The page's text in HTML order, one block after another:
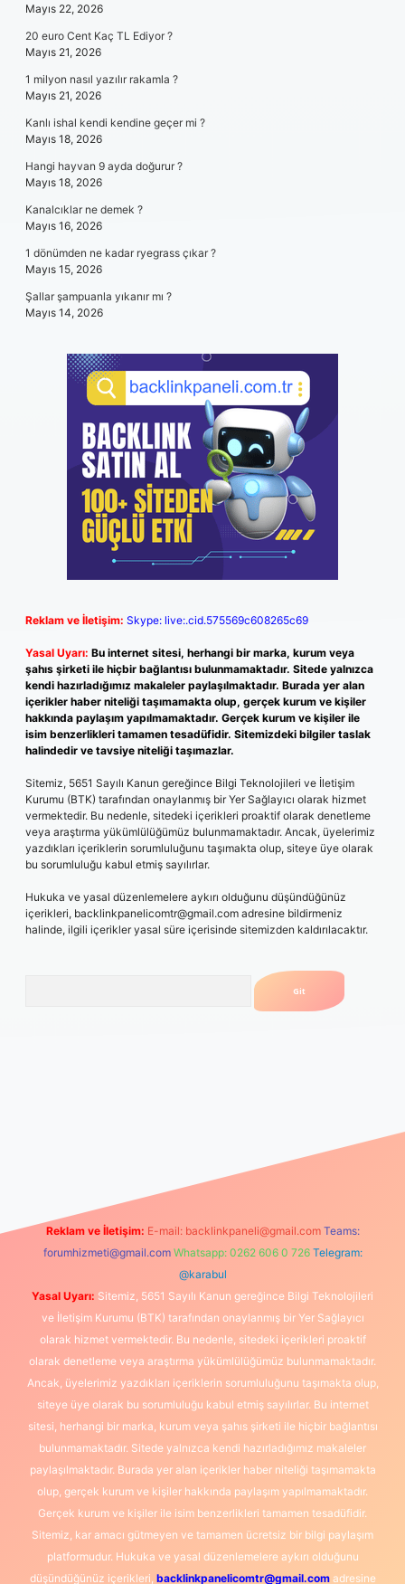
Mayıs 22, 2026
20 euro Cent Kaç TL Ediyor ?
Mayıs 21, 2026
1 milyon nasıl yazılır rakamla ?
Mayıs 21, 2026
Kanlı ishal kendi kendine geçer mi ?
Mayıs 18, 2026
Hangi hayvan 9 ayda doğurur ?
Mayıs 18, 2026
Kanalcıklar ne demek ?
Mayıs 16, 2026
1 dönümden ne kadar ryegrass çıkar ?
Mayıs 15, 2026
Şallar şampuanla yıkanır mı ?
Mayıs 14, 2026
Reklam ve İletişim: Skype: live:.cid.575569c608265c69
Yasal Uyarı: Bu internet sitesi, herhangi bir marka, kurum veya
şahıs şirketi ile hiçbir bağlantısı bulunmamaktadır. Sitede yalnızca
kendi hazırladığımız makaleler paylaşılmaktadır. Burada yer alan
içerikler haber niteliği taşımamakta olup, gerçek kurum ve kişiler
hakkında paylaşım yapılmamaktadır. Gerçek kurum ve kişiler ile
isim benzerlikleri tamamen tesadüfidir. Sitemizdeki bilgiler taslak
halindedir ve tavsiye niteliği taşımazlar.
Sitemiz, 5651 Sayılı Kanun gereğince Bilgi Teknolojileri ve İletişim
Kurumu (BTK) tarafından onaylanmış bir Yer Sağlayıcı olarak hizmet
vermektedir. Bu nedenle, sitedeki içerikleri proaktif olarak denetleme
veya araştırma yükümlülüğümüz bulunmamaktadır. Ancak, üyelerimiz
yazdıkları içeriklerin sorumluluğunu taşımakta olup, siteye üye olarak
bu sorumluluğu kabul etmiş sayılırlar.
Hukuka ve yasal düzenlemelere aykırı olduğunu düşündüğünüz
içerikleri, backlinkpanelicomtr@gmail.com adresine bildirmeniz
halinde, ilgili içerikler yasal süre içerisinde sitemizden kaldırılacaktır.
Reklam ve İletişim: E-mail: backlinkpaneli@gmail.com Teams:
forumhizmeti@gmail.com Whatsapp: 0262 606 0 726 Telegram:
@karabul
Yasal Uyarı: Sitemiz, 5651 Sayılı Kanun gereğince Bilgi Teknolojileri
ve İletişim Kurumu (BTK) tarafından onaylanmış bir Yer Sağlayıcı
olarak hizmet vermektedir. Bu nedenle, sitedeki içerikleri proaktif
olarak denetleme veya araştırma yükümlülüğümüz bulunmamaktadır.
Ancak, üyelerimiz yazdıkları içeriklerin sorumluluğunu taşımakta olup,
siteye üye olarak bu sorumluluğu kabul etmiş sayılırlar. Bu internet
sitesi, herhangi bir marka, kurum veya şahıs şirketi ile hiçbir bağlantısı
bulunmamaktadır. Sitede yalnızca kendi hazırladığımız makaleler
paylaşılmaktadır. Burada yer alan içerikler haber niteliği taşımamakta
olup, gerçek kurum ve kişiler hakkında paylaşım yapılmamaktadır.
Gerçek kurum ve kişiler ile isim benzerlikleri tamamen tesadüfidir.
Sitemiz, kar amacı gütmeyen ve tamamen ücretsiz bir bilgi paylaşım
platformudur. Hukuka ve yasal düzenlemelere aykırı olduğunu
düşündüğünüz içerikleri, backlinkpanelicomtr@gmail.comadresine